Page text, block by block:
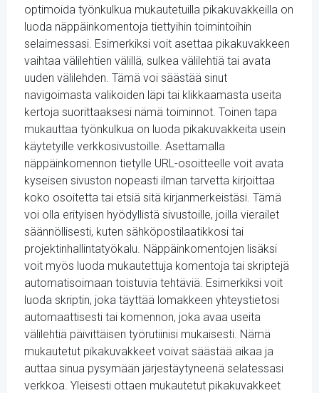
optimoida työnkulkua mukautetuilla pikakuvakkeilla on
luoda näppäinkomentoja tiettyihin toimintoihin
selaimessasi. Esimerkiksi voit asettaa pikakuvakkeen
vaihtaa välilehtien välillä, sulkea välilehtiä tai avata
uuden välilehden. Tämä voi säästää sinut
navigoimasta valikoiden läpi tai klikkaamasta useita
kertoja suorittaaksesi nämä toiminnot. Toinen tapa
mukauttaa työnkulkua on luoda pikakuvakkeita usein
käytetyille verkkosivustoille. Asettamalla
näppäinkomennon tietylle URL-osoitteelle voit avata
kyseisen sivuston nopeasti ilman tarvetta kirjoittaa
koko osoitetta tai etsiä sitä kirjanmerkeistäsi. Tämä
voi olla erityisen hyödyllistä sivustoille, joilla vierailet
säännöllisesti, kuten sähköpostilaatikkosi tai
projektinhallintatyökalu. Näppäinkomentojen lisäksi
voit myös luoda mukautettuja komentoja tai skriptejä
automatisoimaan toistuvia tehtäviä. Esimerkiksi voit
luoda skriptin, joka täyttää lomakkeen yhteystietosi
automaattisesti tai komennon, joka avaa useita
välilehtiä päivittäisen työrutiinisi mukaisesti. Nämä
mukautetut pikakuvakkeet voivat säästää aikaa ja
auttaa sinua pysymään järjestäytyneenä selatessasi
verkkoa. Yleisesti ottaen mukautetut pikakuvakkeet